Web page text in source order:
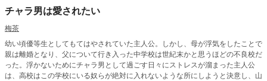
チャラ男は愛されたい
梅茶
幼い頃優等生としてもてはやされていた主人公。しかし、母が浮気をしたことで
親は離婚となり、父について行き入った中学校は世紀末かと思うほどの不良校だ
った。浮かないためにチャラ男として過ごす日々にストレスが溜まった主人公
は、高校はこの学校にいる奴らが絶対に入れないような所にしようと決意し、山